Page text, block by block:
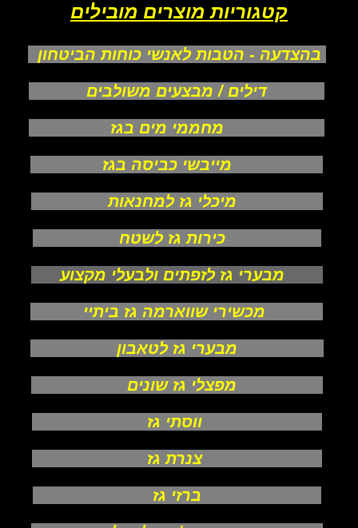
קטגוריות מוצרים מובילים
בהצדעה - הטבות לאנשי כוחות הביטחון
דילים / מבצעים משולבים
מחממי מים בגז
מייבשי כביסה בגז
מיכלי גז למחנאות
כירות גז לשטח
מבערי גז לזפתים ולבעלי מקצוע
מכשירי שווארמה גז ביתיי
מבערי גז לטאבון
מפצלי גז שונים
ווסתי גז
צנרת גז
ברזי גז